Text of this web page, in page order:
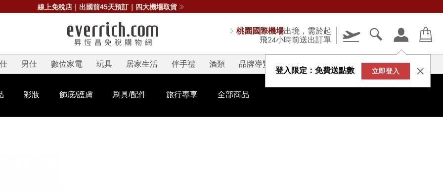
線上免稅店｜出國前45天預訂｜四大機場取貨
桃園國際機場出境，需於起
飛24小時前送出訂單
登入限定：免費送點數 立即登入
男仕 數位家電 玩具 居家生活 伴手禮 酒類 品牌導覽 V-STORY
彩妝 飾底/護膚 刷具/配件 旅行專享 全部商品